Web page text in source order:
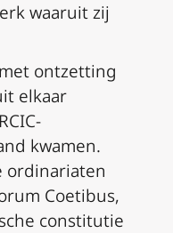
waaruit zij
ontzetting
elkaar
kwamen.
ordinariaten
Coetibus,
constitutie